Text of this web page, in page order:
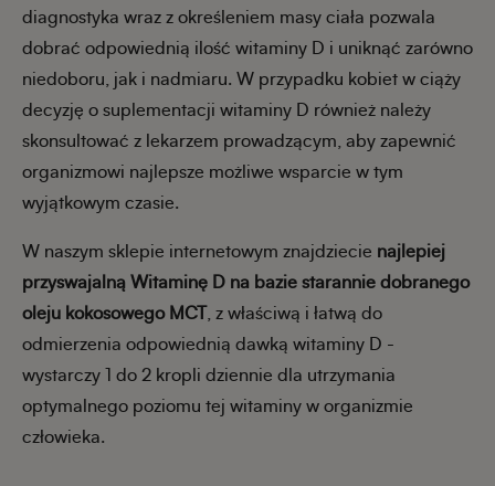
diagnostyka wraz z określeniem masy ciała pozwala
dobrać odpowiednią ilość witaminy D i uniknąć zarówno
niedoboru, jak i nadmiaru. W przypadku kobiet w ciąży
decyzję o suplementacji witaminy D również należy
skonsultować z lekarzem prowadzącym, aby zapewnić
organizmowi najlepsze możliwe wsparcie w tym
wyjątkowym czasie.
W naszym sklepie internetowym znajdziecie najlepiej
przyswajalną Witaminę D na bazie starannie dobranego
oleju kokosowego MCT
, z właściwą i łatwą do
odmierzenia odpowiednią dawką witaminy D -
wystarczy 1 do 2 kropli dziennie dla utrzymania
optymalnego poziomu tej witaminy w organizmie
człowieka.